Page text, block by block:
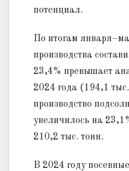
потенциал.
По итогам
производства
23,4% превышает
2024 года (194,1
производство
увеличилось на
210,2 тыс. тонн.
В 2024 году